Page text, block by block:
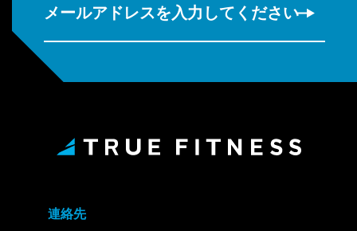
メールアドレスを入力してください
連絡先